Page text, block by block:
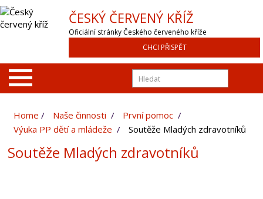
ČESKÝ ČERVENÝ KŘÍŽ
Oficiální stránky Českého červeného kříže
CHCI PŘISPĚT
Home Naše činnosti
První pomoc
Výuka PP dětí a mládeže
Soutěže Mladých zdravotníků
Soutěže Mladých zdravotníků